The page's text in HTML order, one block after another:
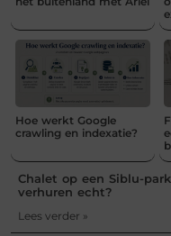
Hoe werkt Google
crawling en indexatie?
Chalet op een Siblu-
verhuren echt?
Lees verder »